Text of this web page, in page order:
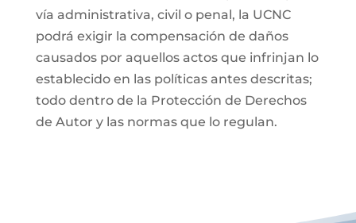
vía administrativa, civil o penal, la UCNC
podrá exigir la compensación de daños
causados por aquellos actos que infrinjan lo
establecido en las políticas antes descritas;
todo dentro de la Protección de Derechos
de Autor y las normas que lo regulan.